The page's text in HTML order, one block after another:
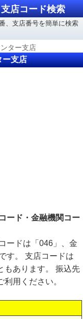
店コード検索
、支店番号を簡単に検索
ター支店
ー支店
ード・金融機関コー
ードは「046」、金
す。 支店コードは
もあります。 振込先
用ください。